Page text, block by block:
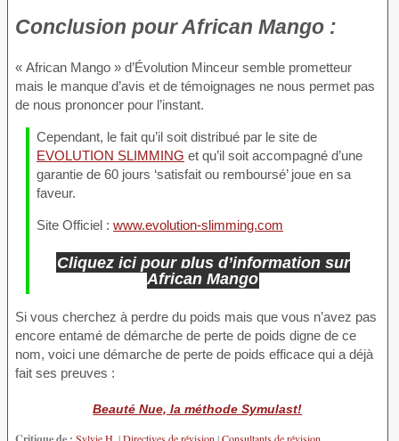
Conclusion pour African Mango :
« African Mango » d’Évolution Minceur semble prometteur
mais le manque d’avis et de témoignages ne nous permet pas
de nous prononcer pour l’instant.
Cependant, le fait qu’il soit distribué par le site de
EVOLUTION SLIMMING et qu’il soit accompagné d’une
garantie de 60 jours ‘satisfait ou remboursé’ joue en sa
faveur.
Site Officiel : www.evolution-slimming.com
Cliquez ici pour plus d’information sur
African Mango
Si vous cherchez à perdre du poids mais que vous n’avez pas
encore entamé de démarche de perte de poids digne de ce
nom, voici une démarche de perte de poids efficace qui a déjà
fait ses preuves :
Beauté Nue, la méthode Symulast!
Sylvie H. |Directives de révision|Consultants de révision